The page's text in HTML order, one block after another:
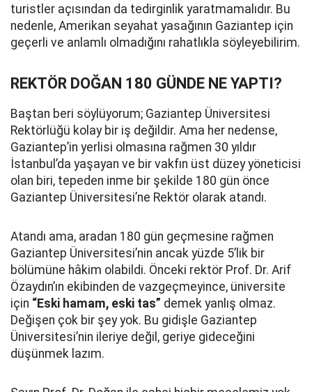
turistler açısından da tedirginlik yaratmamalıdır. Bu
nedenle, Amerikan seyahat yasağının Gaziantep için
geçerli ve anlamlı olmadığını rahatlıkla söyleyebilirim.
REKTÖR DOĞAN 180 GÜNDE NE YAPTI?
Baştan beri söylüyorum; Gaziantep Üniversitesi
Rektörlüğü kolay bir iş değildir. Ama her nedense,
Gaziantep’in yerlisi olmasına rağmen 30 yıldır
İstanbul’da yaşayan ve bir vakfın üst düzey yöneticisi
olan biri, tepeden inme bir şekilde 180 gün önce
Gaziantep Üniversitesi’ne Rektör olarak atandı.
Atandı ama, aradan 180 gün geçmesine rağmen
Gaziantep Üniversitesi’nin ancak yüzde 5’lik bir
bölümüne hâkim olabildi. Önceki rektör Prof. Dr. Arif
Özaydın’ın ekibinden de vazgeçmeyince, üniversite
için “Eski hamam, eski tas” demek yanlış olmaz.
Değişen çok bir şey yok. Bu gidişle Gaziantep
Üniversitesi’nin ileriye değil, geriye gideceğini
düşünmek lazım.